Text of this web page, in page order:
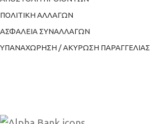
ΠΟΛΙΤΙΚΗ ΑΛΛΑΓΩΝ
ΑΣΦΑΛΕΙΑ ΣΥΝΑΛΛΑΓΩΝ
ΥΠΑΝΑΧΩΡΗΣΗ / ΑΚΥΡΩΣΗ ΠΑΡΑΓΓΕΛΙΑΣ